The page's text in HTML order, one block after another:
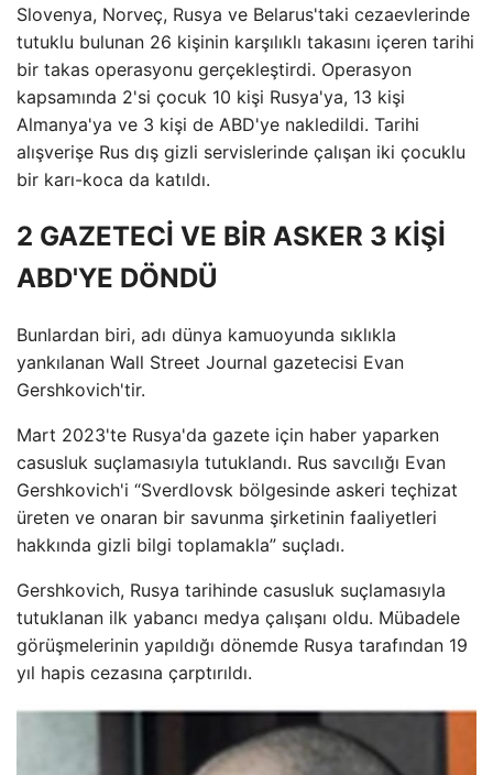
Slovenya, Norveç, Rusya ve Belarus'taki cezaevlerinde
tutuklu bulunan 26 kişinin karşılıklı takasını içeren tarihi
bir takas operasyonu gerçekleştirdi. Operasyon
kapsamında 2'si çocuk 10 kişi Rusya'ya, 13 kişi
Almanya'ya ve 3 kişi de ABD'ye nakledildi. Tarihi
alışverişe Rus dış gizli servislerinde çalışan iki çocuklu
bir karı-koca da katıldı.
2 GAZETECİ VE BİR ASKER 3 KİŞİ
ABD'YE DÖNDÜ
Bunlardan biri, adı dünya kamuoyunda sıklıkla
yankılanan Wall Street Journal gazetecisi Evan
Gershkovich'tir.
Mart 2023'te Rusya'da gazete için haber yaparken
casusluk suçlamasıyla tutuklandı. Rus savcılığı Evan
Gershkovich'i “Sverdlovsk bölgesinde askeri teçhizat
üreten ve onaran bir savunma şirketinin faaliyetleri
hakkında gizli bilgi toplamakla” suçladı.
Gershkovich, Rusya tarihinde casusluk suçlamasıyla
tutuklanan ilk yabancı medya çalışanı oldu. Mübadele
görüşmelerinin yapıldığı dönemde Rusya tarafından 19
yıl hapis cezasına çarptırıldı.